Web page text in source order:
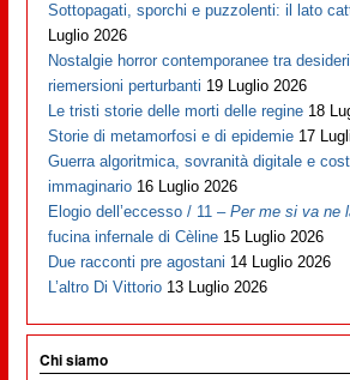
Sottopagati, sporchi e puzzolenti: il lato
Luglio 2026
Nostalgie horror contemporanee tra
riemersioni perturbanti 19 Luglio 2026
Le tristi storie delle morti delle regine 18
Storie di metamorfosi e di epidemie 17
Guerra algoritmica, sovranità digitale e
immaginario 16 Luglio 2026
Elogio dell’eccesso / 11 –Per me si va ne
fucina infernale di Cèline 15 Luglio 2026
Due racconti pre agostani 14 Luglio 2026
L’altro Di Vittorio 13 Luglio 2026
Chi siamo